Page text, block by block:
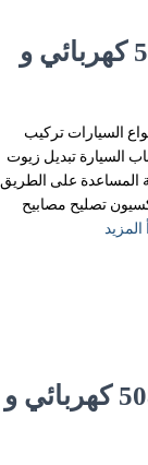
بنشر متنقل الصبية 50805535‬ كهربائي و
السيارات تركيب
السيارة تبديل زيوت
المساعدة على الطريق
تصليح مصابيح
المزيد
بنشر متنقل المطلاع 50805535‬ كهربائي و